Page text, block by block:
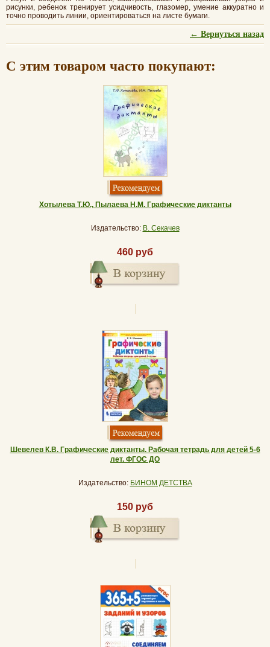
рисунки, ребенок тренирует усидчивость, глазомер, умение аккуратно и
точно проводить линии, ориентироваться на листе бумаги.
← Вернуться назад
С этим товаром часто покупают:
Хотылева Т.Ю., Пылаева Н.М. Графические диктанты
Издательство: В. Секачев
460 руб
Шевелев К.В. Графические диктанты. Рабочая тетрадь для детей 5-6
лет. ФГОС ДО
Издательство: БИНОМ ДЕТСТВА
150 руб